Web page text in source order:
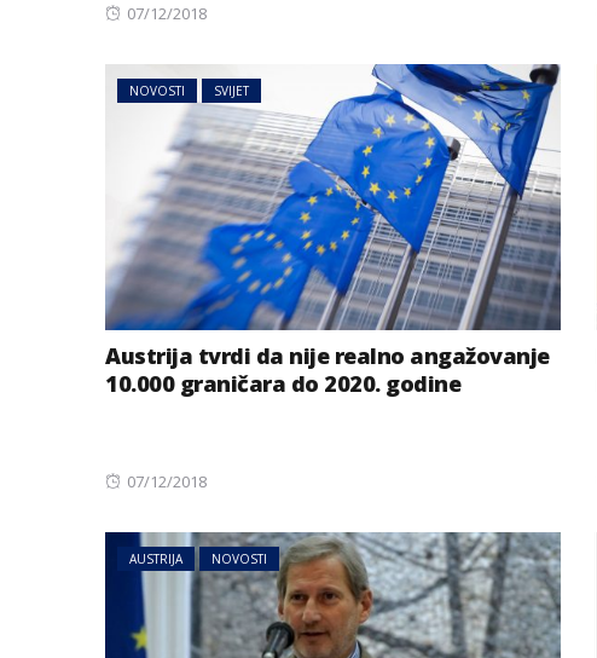
Posted
07/12/2018
NOVOSTI SVIJET
Austrija tvrdi da nije realno angažovanje
10.000 graničara do 2020. godine
Posted
07/12/2018
AUSTRIJA NOVOSTI